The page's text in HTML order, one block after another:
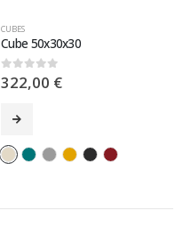
CUBES
Cube 50x30x30
0sur 5
322,00 €